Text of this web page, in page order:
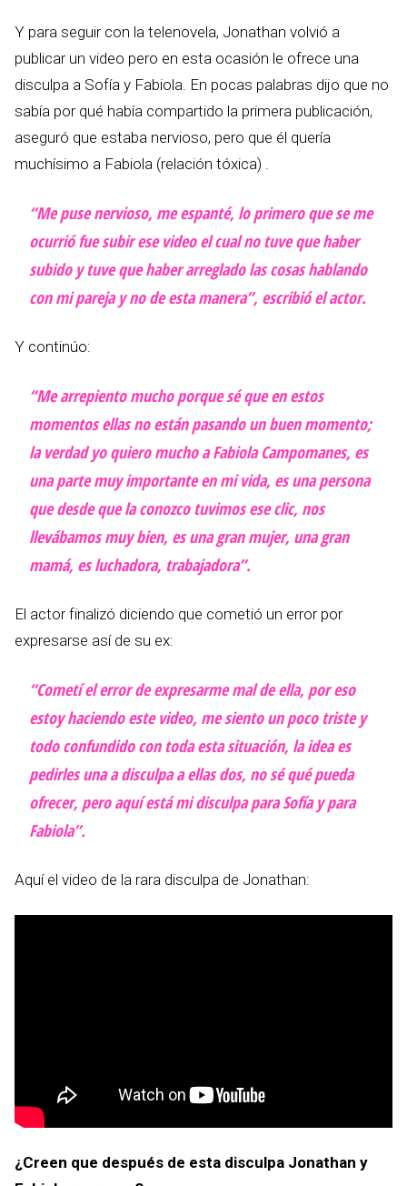
Y para seguir con la telenovela, Jonathan volvió a
publicar un video pero en esta ocasión le ofrece una
disculpa a Sofía y Fabiola. En pocas palabras dijo que no
sabía por qué había compartido la primera publicación,
aseguró que estaba nervioso, pero que él quería
muchísimo a Fabiola (relación tóxica) .
“Me puse nervioso, me espanté, lo primero que se me
ocurrió fue subir ese video el cual no tuve que haber
subido y tuve que haber arreglado las cosas hablando
con mi pareja y no de esta manera”, escribió el actor.
Y continúo:
“Me arrepiento mucho porque sé que en estos
momentos ellas no están pasando un buen momento;
la verdad yo quiero mucho a Fabiola Campomanes, es
una parte muy importante en mi vida, es una persona
que desde que la conozco tuvimos ese clic, nos
llevábamos muy bien, es una gran mujer, una gran
mamá, es luchadora, trabajadora”.
El actor finalizó diciendo que cometió un error por
expresarse así de su ex:
“Cometí el error de expresarme mal de ella, por eso
estoy haciendo este video, me siento un poco triste y
todo confundido con toda esta situación, la idea es
pedirles una a disculpa a ellas dos, no sé qué pueda
ofrecer, pero aquí está mi disculpa para Sofía y para
Fabiola”.
Aquí el video de la rara disculpa de Jonathan:
¿Creen que después de esta disculpa Jonathan y